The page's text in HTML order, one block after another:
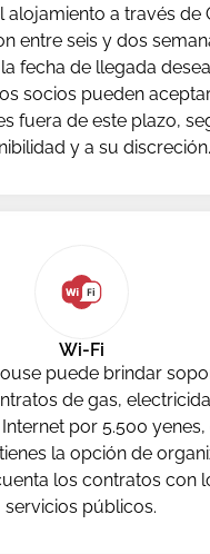
alojamiento a través de
entre seis y dos
fecha de llegada
socios pueden
fuera de este plazo,
y a su discreción.
Wi-Fi
puede brindar
de gas,
por 5.500 yenes,
la opción de
los contratos con
servicios públicos.